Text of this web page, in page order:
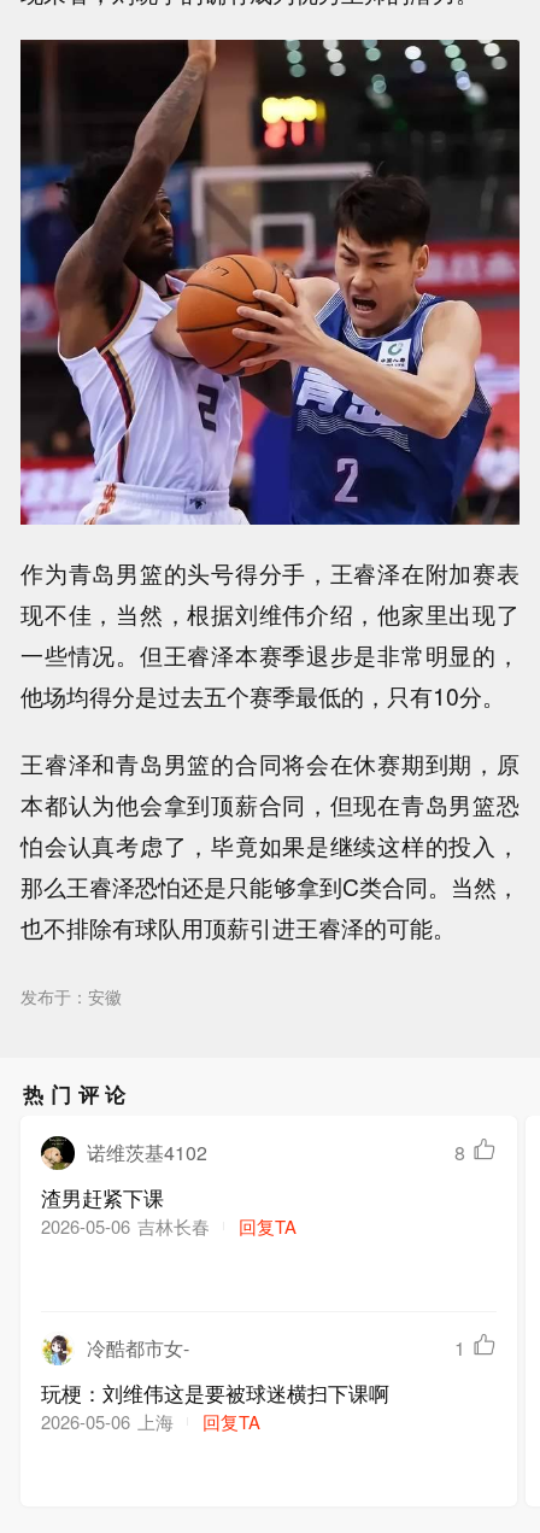
作为青岛男篮的头号得分手，王睿泽在附加赛表
现不佳，当然，根据刘维伟介绍，他家里出现了
一些情况。但王睿泽本赛季退步是非常明显的，
他场均得分是过去五个赛季最低的，只有10分。
王睿泽和青岛男篮的合同将会在休赛期到期，原
本都认为他会拿到顶薪合同，但现在青岛男篮恐
怕会认真考虑了，毕竟如果是继续这样的投入，
那么王睿泽恐怕还是只能够拿到C类合同。当然，
也不排除有球队用顶薪引进王睿泽的可能。
发布于：安徽
热门评论
诺维茨基4102 8
渣男赶紧下课
2026-05-06 吉林长春 回复TA
冷酷都市女- 1
玩梗：刘维伟这是要被球迷横扫下课啊
2026-05-06 上海 回复TA